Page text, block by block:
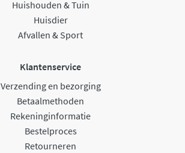
Huishouden & Tuin
Huisdier
Afvallen & Sport
Klantenservice
Verzending en bezorging
Betaalmethoden
Rekeninginformatie
Bestelproces
Retourneren